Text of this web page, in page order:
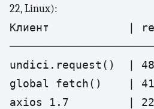
22, Linux):
Клиент            |
undici.request()  |
global fetch()    |
axios 1.7         | 22